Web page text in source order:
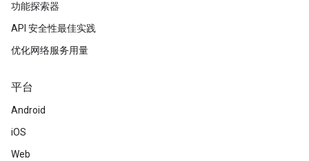
功能探索器
API 安全性最佳实践
优化网络服务用量
平台
Android
iOS
Web